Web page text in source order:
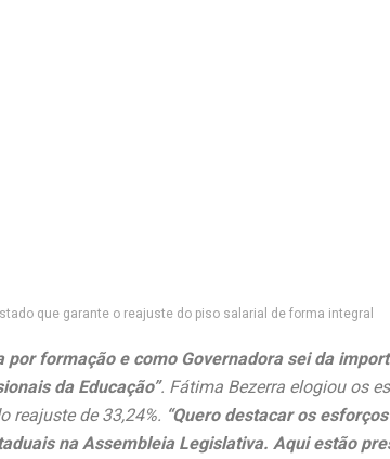
que garante o reajuste do piso salarial de forma integral
por formação e como Governadora sei da
da Educação”. Fátima Bezerra elogiou os
reajuste de 33,24%. “Quero destacar os
na Assembleia Legislativa. Aqui estão